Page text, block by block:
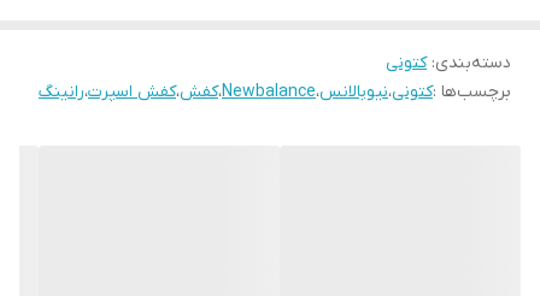
دسته‌بندی:کتونی
برچسب‌ها :کتونی،نیوبالانس،Newbalance،کفش،کفش اسپرت،رانینگ